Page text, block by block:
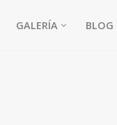
GALERÍA BLOG